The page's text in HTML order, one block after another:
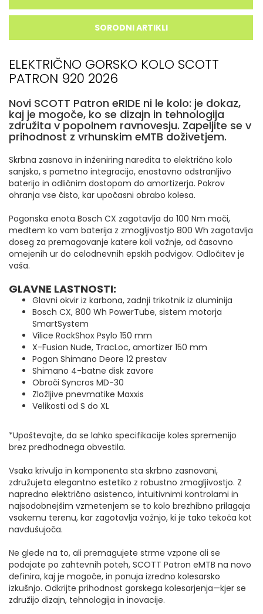
SORODNI ARTIKLI
ELEKTRIČNO GORSKO KOLO SCOTT
PATRON 920 2026
Novi SCOTT Patron eRIDE ni le kolo: je dokaz,
kaj je mogoče, ko se dizajn in tehnologija
združita v popolnem ravnovesju. Zapeljite se v
prihodnost z vrhunskim eMTB doživetjem.
Skrbna zasnova in inženiring naredita to električno kolo
sanjsko, s pametno integracijo, enostavno odstranljivo
baterijo in odličnim dostopom do amortizerja. Pokrov
ohranja vse čisto, kar upočasni obrabo kolesa.
Pogonska enota Bosch CX zagotavlja do 100 Nm moči,
medtem ko vam baterija z zmogljivostjo 800 Wh zagotavlja
doseg za premagovanje katere koli vožnje, od časovno
omejenih ur do celodnevnih epskih podvigov. Odločitev je
vaša.
GLAVNE LASTNOSTI:
Glavni okvir iz karbona, zadnji trikotnik iz aluminija
Bosch CX, 800 Wh PowerTube, sistem motorja
SmartSystem
Vilice RockShox Psylo 150 mm
X-Fusion Nude, TracLoc, amortizer 150 mm
Pogon Shimano Deore 12 prestav
Shimano 4-batne disk zavore
Obroči Syncros MD-30
Zložljive pnevmatike Maxxis
Velikosti od S do XL
*Upoštevajte, da se lahko specifikacije koles spremenijo
brez predhodnega obvestila.
Vsaka krivulja in komponenta sta skrbno zasnovani,
združujeta elegantno estetiko z robustno zmogljivostjo. Z
napredno električno asistenco, intuitivnimi kontrolami in
najsodobnejšim vzmetenjem se to kolo brezhibno prilagaja
vsakemu terenu, kar zagotavlja vožnjo, ki je tako tekoča kot
navdušujoča.
Ne glede na to, ali premagujete strme vzpone ali se
podajate po zahtevnih poteh, SCOTT Patron eMTB na novo
definira, kaj je mogoče, in ponuja izredno kolesarsko
izkušnjo. Odkrijte prihodnost gorskega kolesarjenja—kjer se
združijo dizajn, tehnologija in inovacije.